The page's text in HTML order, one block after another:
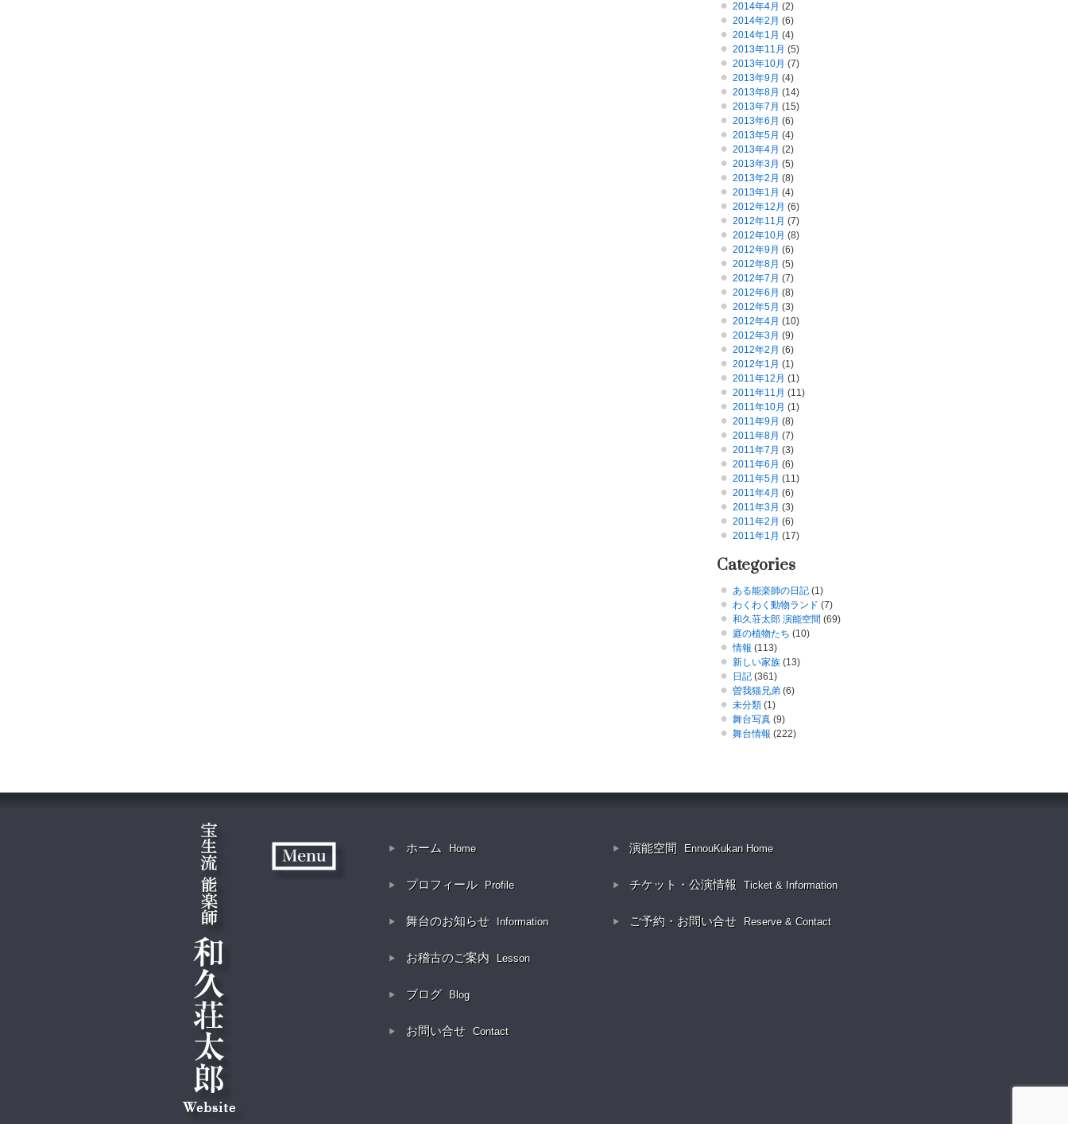
2014年4月 (2)
2014年2月 (6)
2014年1月 (4)
2013年11月 (5)
2013年10月 (7)
2013年9月 (4)
2013年8月 (14)
2013年7月 (15)
2013年6月 (6)
2013年5月 (4)
2013年4月 (2)
2013年3月 (5)
2013年2月 (8)
2013年1月 (4)
2012年12月 (6)
2012年11月 (7)
2012年10月 (8)
2012年9月 (6)
2012年8月 (5)
2012年7月 (7)
2012年6月 (8)
2012年5月 (3)
2012年4月 (10)
2012年3月 (9)
2012年2月 (6)
2012年1月 (1)
2011年12月 (1)
2011年11月 (11)
2011年10月 (1)
2011年9月 (8)
2011年8月 (7)
2011年7月 (3)
2011年6月 (6)
2011年5月 (11)
2011年4月 (6)
2011年3月 (3)
2011年2月 (6)
2011年1月 (17)
Categories
ある能楽師の日記 (1)
わくわく動物ランド (7)
和久荘太郎 演能空間 (69)
庭の植物たち (10)
情報 (113)
新しい家族 (13)
日記 (361)
曽我猫兄弟 (6)
未分類 (1)
舞台写真 (9)
舞台情報 (222)
ホーム Home
プロフィール Profile
舞台のお知らせ Information
お稽古のご案内 Lesson
ブログ Blog
お問い合せ Contact
演能空間 EnnouKukan Home
チケット・公演情報 Ticket & Information
ご予約・お問い合せ Reserve & Contact